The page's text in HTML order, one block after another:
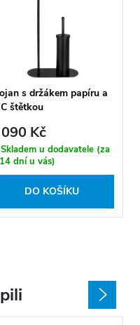
s držákem papíru a
štětkou
Kč
Skladem u dodavatele (za
dní u vás)
DO KOŠÍKU